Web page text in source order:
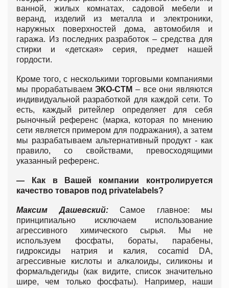
ванной, жилых комнатах, садовой мебели и
веранд, изделий из металла и электроники,
наружных поверхностей дома, автомобиля и
гаража. Из последних разработок – средства для
стирки и «детская» серия, предмет нашей
гордости.
Кроме того, с несколькими торговыми компаниями
мы прорабатываемЭКО-СТМ – все они являются
индивидуальной разработкой для каждой сети. То
есть, каждый ритейлер определяет для себя
рыночный референс (марка, которая по мнению
сети является примером для подражания), а затем
мы разрабатываем альтернативный продукт - как
правило, со свойствами, превосходящими
указанный референс.
— Как в Вашей компании контролируется
качество товаров под private labels?
Максим Дашевский:Самое главное: мы
принципиально исключаем использование
агрессивного химического сырья. Мы не
используем фосфаты, бораты, парабены,
гидроксиды натрия и калия, cocamid DA,
агрессивные кислоты и алкалоиды, силиконы и
формальдегиды (как видите, список значительно
шире, чем только фосфаты). Например, наши